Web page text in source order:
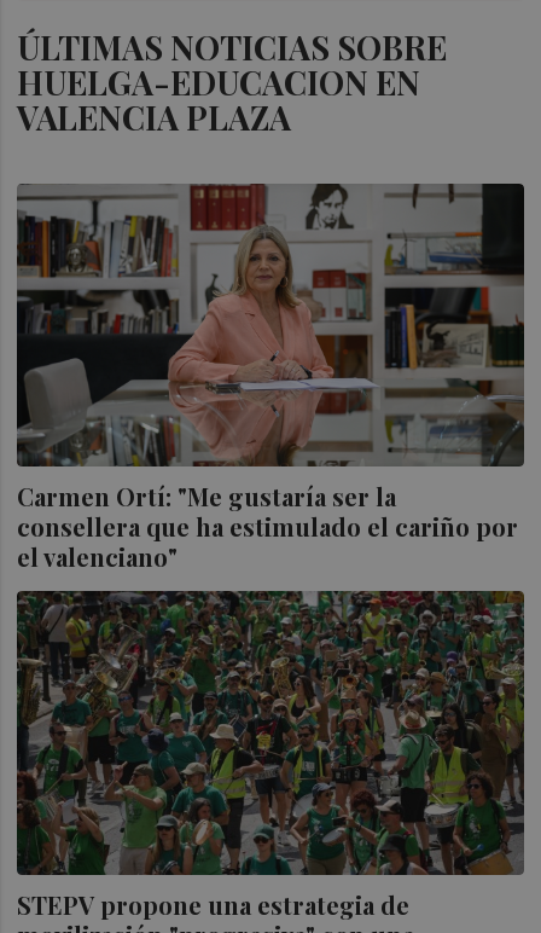
ÚLTIMAS NOTICIAS SOBRE
HUELGA-EDUCACION EN
VALENCIA PLAZA
Carmen Ortí: "Me gustaría ser la
consellera que ha estimulado el cariño por
el valenciano"
STEPV propone una estrategia de